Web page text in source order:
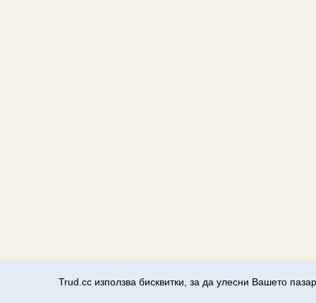
Trud.cc използва бисквитки, за да улесни Вашето